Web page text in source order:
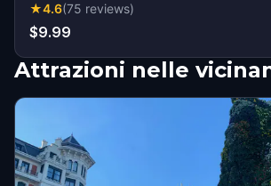
★4.6(75 reviews)
$9.99
Attrazioni nelle